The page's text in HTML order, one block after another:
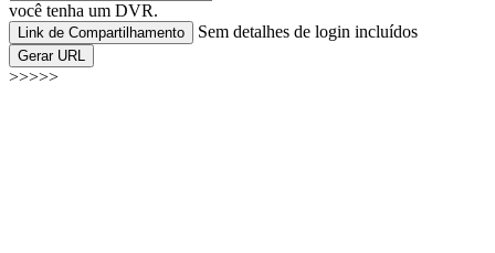
você tenha um DVR.
Link de Compartilhamento Sem detalhes de login incluídos
Gerar URL
>>>>>